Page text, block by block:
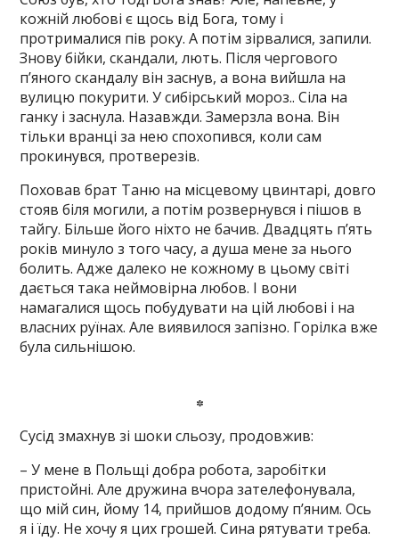
кожній любові є щось від Бога, тому і
протрималися пів року. А потім зірвалися, запили.
Знову бійки, скандали, лють. Після чергового
п’яного скандалу він заснув, а вона вийшла на
вулицю покурити. У сибірський мороз.. Сіла на
ганку і заснула. Назавжди. Замерзла вона. Він
тільки вранці за нею спохопився, коли сам
прокинувся, протверезів.
Поховав брат Таню на місцевому цвинтарі, довго
стояв біля могили, а потім розвернувся і пішов в
тайгу. Більше його ніхто не бачив. Двадцять п’ять
років минуло з того часу, а душа мене за нього
болить. Адже далеко не кожному в цьому світі
дається така неймовірна любов. І вони
намагалися щось побудувати на цій любові і на
власних руїнах. Але виявилося запізно. Горілка вже
була сильнішою.
*
Сусід змахнув зі шоки сльозу, продовжив:
– У мене в Польщі добра робота, заробітки
пристойні. Але дружина вчора зателефонувала,
що мій син, йому 14, прийшов додому п’яним. Ось
я і їду. Не хочу я цих грошей. Сина рятувати треба.